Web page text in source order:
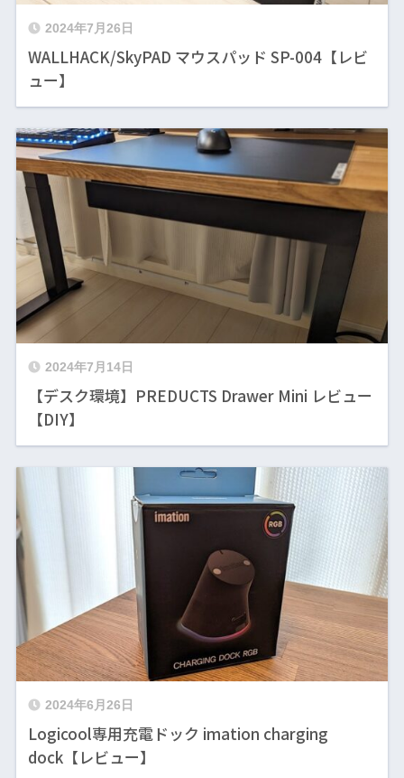
2024年7月26日
WALLHACK/SkyPAD マウスパッド SP-004【レビ
ュー】
2024年7月14日
【デスク環境】PREDUCTS Drawer Mini レビュー
【DIY】
2024年6月26日
Logicool専用充電ドック imation charging
dock【レビュー】